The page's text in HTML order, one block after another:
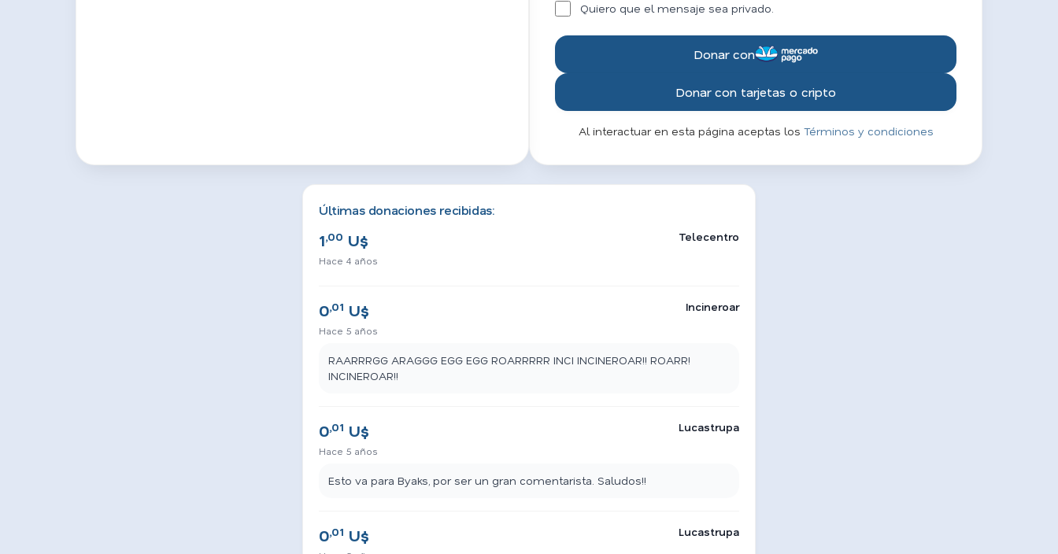
Quiero que el mensaje sea privado.
Donar con
Donar con tarjetas o cripto
Al interactuar en esta página aceptas los Términos y condiciones
Últimas donaciones recibidas:
1,00 U$
Hace 4 años
Telecentro
0,01 U$
Hace 5 años
Incineroar
RAARRRGG ARAGGG EGG EGG ROARRRRR INCI INCINEROAR!! ROARR!
INCINEROAR!!
0,01 U$
Hace 5 años
Lucastrupa
Esto va para Byaks, por ser un gran comentarista. Saludos!!
0,01 U$ Lucastrupa